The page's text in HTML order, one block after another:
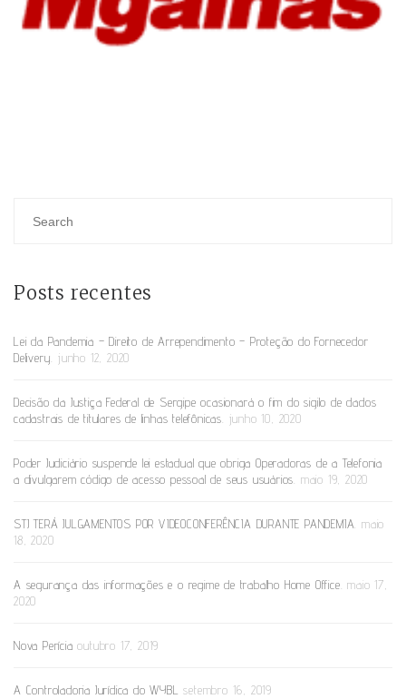
Posts recentes
Lei da Pandemia – Direito de Arrependimento – Proteção do Fornecedor
Delivery. junho 12, 2020
Decisão da Justiça Federal de Sergipe ocasionará o fim do sigilo de dados
cadastrais de titulares de linhas telefônicas. junho 10, 2020
Poder Judiciário suspende lei estadual que obriga Operadoras de a Telefonia
a divulgarem código de acesso pessoal de seus usuários. maio 19, 2020
STJ TERÁ JULGAMENTOS POR VIDEOCONFERÊNCIA DURANTE PANDEMIA. maio
18, 2020
A segurança das informações e o regime de trabalho Home Office. maio 17,
2020
Nova Perícia outubro 17, 2019
A Controladoria Jurídica do WYBL setembro 16, 2019